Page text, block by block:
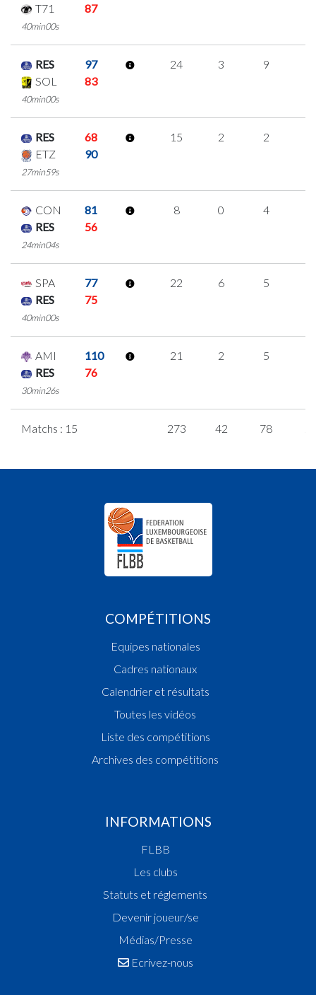
T71
87
40min00s
RES
97
SOL
83
40min00s
24 3 9
RES
68
ETZ
90
27min59s
15 2 2
CON
81
RES
56
24min04s
8 0 4
SPA
77
RES
75
40min00s
22 6 5
AMI
110
RES
76
30min26s
21 2 5
Matchs : 15 273 42 78
COMPÉTITIONS
Equipes nationales
Cadres nationaux
Calendrier et résultats
Toutes les vidéos
Liste des compétitions
Archives des compétitions
INFORMATIONS
FLBB
Les clubs
Statuts et réglements
Devenir joueur/se
Médias/Presse
Ecrivez-nous